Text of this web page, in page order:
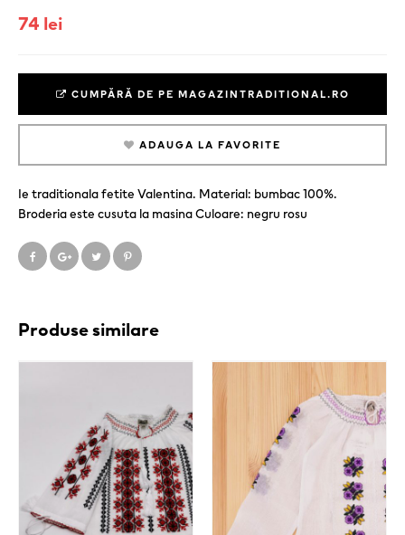
74 lei
CUMPĂRĂ DE PE MAGAZINTRADITIONAL.RO
ADAUGA LA FAVORITE
Ie traditionala fetite Valentina. Material: bumbac 100%.
Broderia este cusuta la masina Culoare: negru rosu
Produse similare